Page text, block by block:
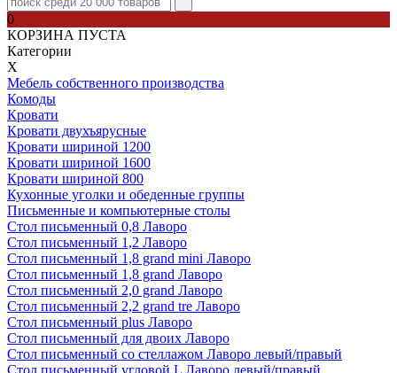
0
КОРЗИНА ПУСТА
Категории
Х
Мебель собственного производства
Комоды
Кровати
Кровати двухъярусные
Кровати шириной 1200
Кровати шириной 1600
Кровати шириной 800
Кухонные уголки и обеденные группы
Письменные и компьютерные столы
Стол письменный 0,8 Лаворо
Стол письменный 1,2 Лаворо
Стол письменный 1,8 grand mini Лаворо
Стол письменный 1,8 grand Лаворо
Стол письменный 2,0 grand Лаворо
Стол письменный 2,2 grand tre Лаворо
Стол письменный plus Лаворо
Стол письменный для двоих Лаворо
Стол письменный со стеллажом Лаворо левый/правый
Стол письменный угловой L Лаворо левый/правый